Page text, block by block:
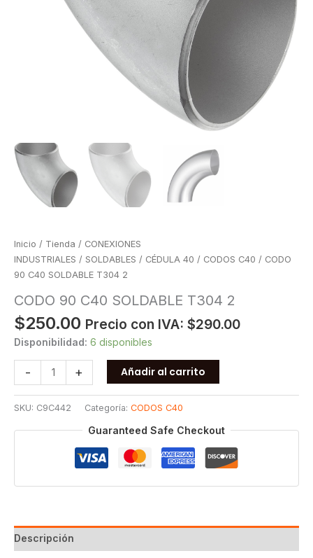
Inicio / Tienda / CONEXIONES
INDUSTRIALES / SOLDABLES / CÉDULA 40 / CODOS C40 / CODO
90 C40 SOLDABLE T304 2
CODO 90 C40 SOLDABLE T304 2
$250.00 Precio con IVA: $290.00
Disponibilidad: 6 disponibles
-
90
C40
SOLDABLE
T304
+ Añadir al carrito
SKU: C9C442 Categoría: CODOS C40
Guaranteed Safe Checkout
Descripción